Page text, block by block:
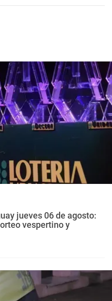
jueves 06 de agosto:
vespertino y